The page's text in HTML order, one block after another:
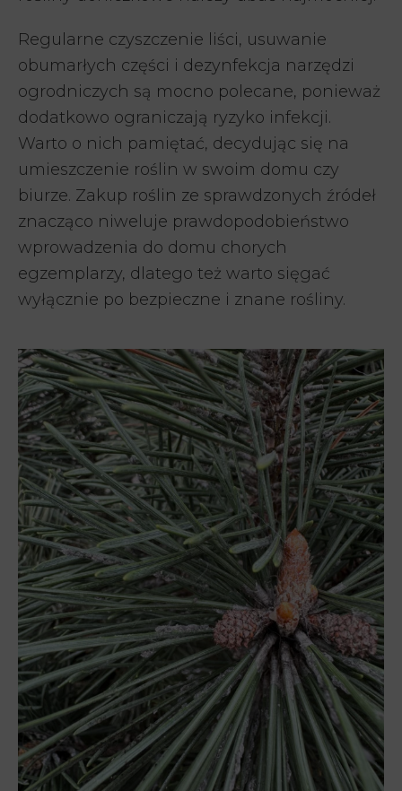
Regularne czyszczenie liści, usuwanie
obumarłych części i dezynfekcja narzędzi
ogrodniczych są mocno polecane, ponieważ
dodatkowo ograniczają ryzyko infekcji.
Warto o nich pamiętać, decydując się na
umieszczenie roślin w swoim domu czy
biurze. Zakup roślin ze sprawdzonych źródeł
znacząco niweluje prawdopodobieństwo
wprowadzenia do domu chorych
egzemplarzy, dlatego też warto sięgać
wyłącznie po bezpieczne i znane rośliny.